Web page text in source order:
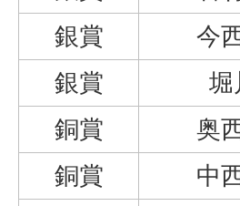
銀賞
今
銀賞
堀
銅賞
奥
銅賞
中